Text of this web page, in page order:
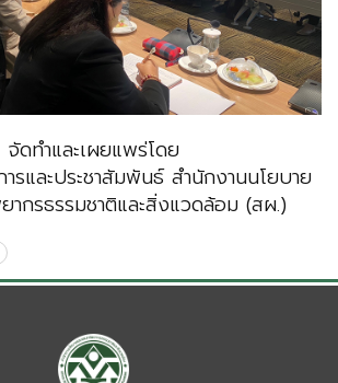
จัดทำและเผยแพร่โดย
รและประชาสัมพันธ์ สำนักงานนโยบาย
ากรธรรมชาติและสิ่งแวดล้อม (สผ.)